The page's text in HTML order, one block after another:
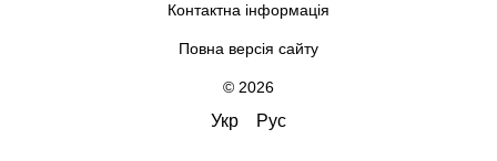
Контактна інформація
Повна версія сайту
© 2026
Укр Рус